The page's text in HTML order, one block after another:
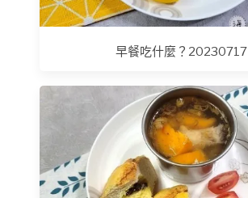
早餐吃什麼？20230717